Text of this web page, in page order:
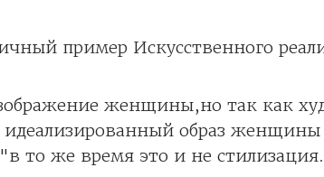
пример Искусственного
женщины,но так как
идеализированный образ
то же время это и не стилизация.